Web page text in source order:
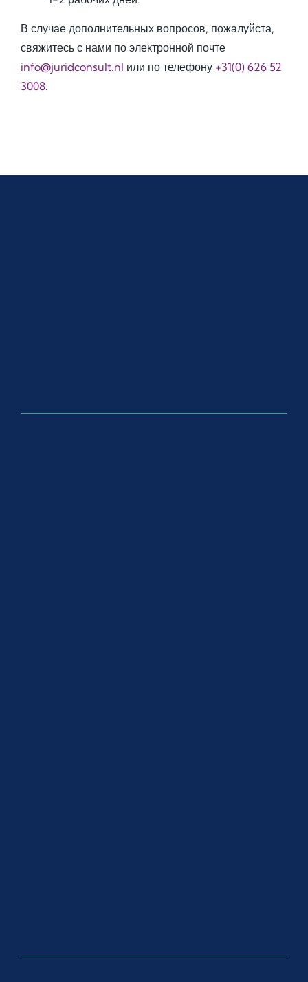
В случае дополнительных вопросов, пожалуйста,
свяжитесь с нами по электронной почте
info@juridconsult.nl или по телефону +31(0) 626 52
3008.